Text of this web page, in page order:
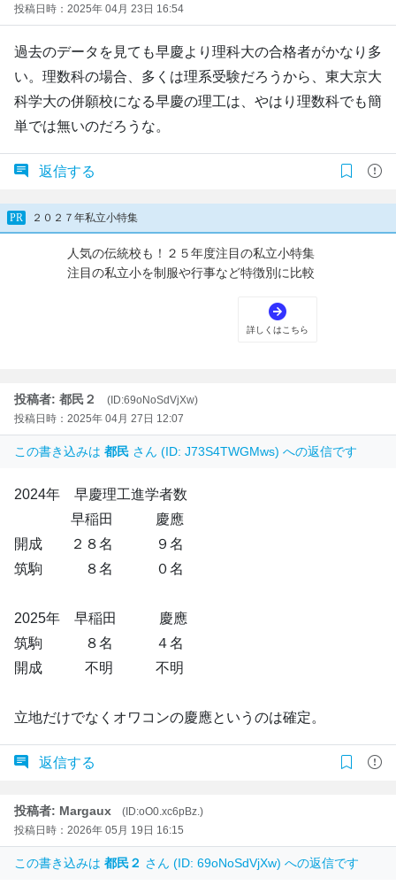
投稿日時：2025年 04月 23日 16:54
過去のデータを見ても早慶より理科大の合格者がかなり多
い。理数科の場合、多くは理系受験だろうから、東大京大
科学大の併願校になる早慶の理工は、やはり理数科でも簡
単では無いのだろうな。
返信する
投稿者: 都民２
(ID:69oNoSdVjXw)
投稿日時：2025年 04月 27日 12:07
この書き込みは 都民 さん (ID: J73S4TWGMws) への返信です
2024年 早慶理工進学者数
早稲田 慶應
開成 ２８名 ９名
筑駒 ８名 ０名
2025年 早稲田 慶應
筑駒 ８名 ４名
開成 不明 不明
立地だけでなくオワコンの慶應というのは確定。
返信する
投稿者: Margaux
(ID:oO0.xc6pBz.)
投稿日時：2026年 05月 19日 16:15
この書き込みは 都民２ さん (ID: 69oNoSdVjXw) への返信です